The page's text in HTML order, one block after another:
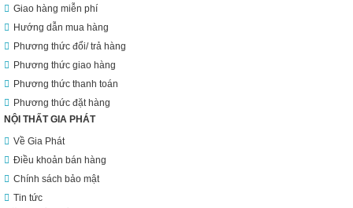
Giao hàng miễn phí
Hướng dẫn mua hàng
Phương thức đổi/ trả hàng
Phương thức giao hàng
Phương thức thanh toán
Phương thức đặt hàng
NỘI THẤT GIA PHÁT
Về Gia Phát
Điều khoản bán hàng
Chính sách bảo mật
Tin tức